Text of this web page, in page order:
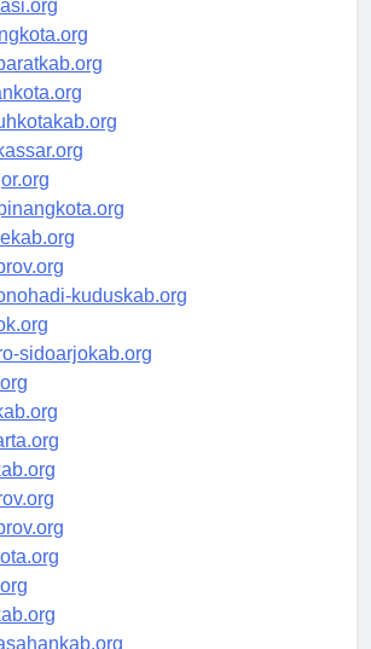
kuduskab.org
sidoarjokab.org